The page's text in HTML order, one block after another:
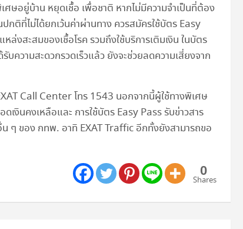
ษอยู่บ้าน หยุดเชื้อ เพื่อชาติ หากไม่มีความจำเป็นที่ต้อง
กติที่ไม่ได้ยกเว้นค่าผ่านทาง ควรสมัครใช้บัตร Easy
งสะสมของเชื้อโรค รวมถึงใช้บริการเติมเงิน ในบัตร
ความสะดวกรวดเร็วแล้ว ยังจะช่วยลดความเสี่ยงจาก
Call Center โทร 1543 นอกจากนี้ผู้ใช้ทางพิเศษ
งินคงเหลือและ การใช้บัตร Easy Pass รับข่าวสาร
น ๆ ของ กทพ. อาทิ EXAT Traffic อีกทั้งยังสามารถขอ
0
Shares